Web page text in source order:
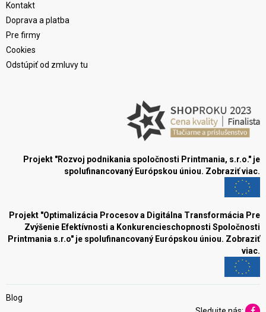
Kontakt
Doprava a platba
Pre firmy
Cookies
Odstúpiť od zmluvy tu
Projekt "Rozvoj podnikania spoločnosti Printmania, s.r.o." je
spolufinancovaný Európskou úniou. Zobraziť viac.
Projekt "Optimalizácia Procesov a Digitálna Transformácia Pre
Zvýšenie Efektívnosti a Konkurencieschopnosti Spoločnosti
Printmania s.r.o" je spolufinancovaný Európskou úniou. Zobraziť
viac.
Blog